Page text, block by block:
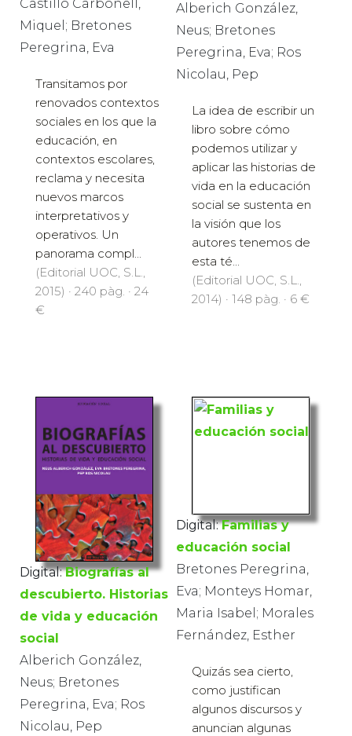
Castillo Carbonell,
Miquel; Bretones
Peregrina, Eva
Transitamos por
renovados contextos
sociales en los que la
educación, en
contextos escolares,
reclama y necesita
nuevos marcos
interpretativos y
operativos. Un
panorama compl...
(Editorial UOC, S.L.,
2015) · 240 pàg. · 24
€
Alberich González,
Neus; Bretones
Peregrina, Eva; Ros
Nicolau, Pep
La idea de escribir un
libro sobre cómo
podemos utilizar y
aplicar las historias de
vida en la educación
social se sustenta en
la visión que los
autores tenemos de
esta té...
(Editorial UOC, S.L.,
2014) · 148 pàg. · 6 €
Digital: Biografías al
descubierto. Historias
de vida y educación
social
Alberich González,
Neus; Bretones
Peregrina, Eva; Ros
Nicolau, Pep
Digital: Familias y
educación social
Bretones Peregrina,
Eva; Monteys Homar,
Maria Isabel; Morales
Fernández, Esther
Quizás sea cierto,
como justifican
algunos discursos y
anuncian algunas